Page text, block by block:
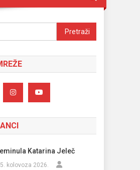
Pretraži:
Katarina Jeleč
5. kolovoza 2026.